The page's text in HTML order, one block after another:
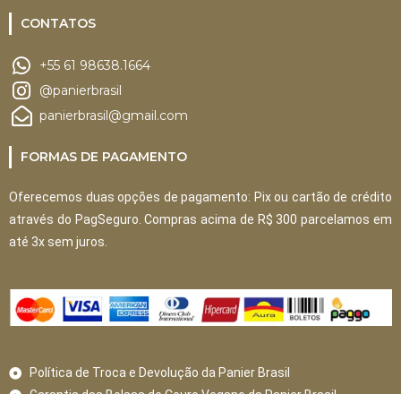
CONTATOS
+55 61 98638.1664
@panierbrasil
panierbrasil@gmail.com
FORMAS DE PAGAMENTO
Oferecemos duas opções de pagamento: Pix ou cartão de crédito
através do PagSeguro. Compras acima de R$ 300 parcelamos em
até 3x sem juros.
Política de Troca e Devolução da Panier Brasil